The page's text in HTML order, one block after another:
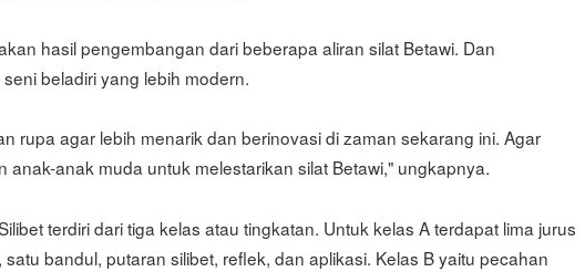
hasil pengembangan dari beberapa aliran silat Betawi. Dan
beladiri yang lebih modern.
rupa agar lebih menarik dan berinovasi di zaman sekarang ini. Agar
anak-anak muda untuk melestarikan silat Betawi," ungkapnya.
terdiri dari tiga kelas atau tingkatan. Untuk kelas A terdapat lima jurus
bandul, putaran silibet, reflek, dan aplikasi. Kelas B yaitu pecahan